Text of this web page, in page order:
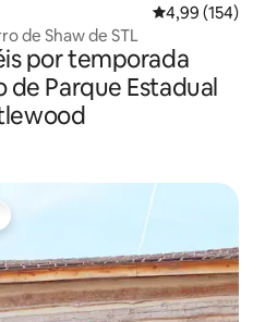
4,99 de uma
4,99 (154)
de Shaw de STL
por temporada
Parque Estadual
dos hóspedes